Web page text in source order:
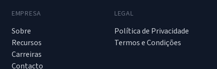
EMPRESA
Sobre
Recursos
Carreiras
Contacto
LEGAL
Política de Privacidade
Termos e Condições